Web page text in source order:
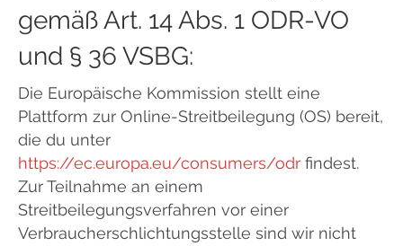
gemäß Art. 14 Abs. 1 ODR-VO
und § 36 VSBG:
Die Europäische Kommission stellt eine
Plattform zur Online-Streitbeilegung (OS) bereit,
die du unter
https://ec.europa.eu/consumers/odr findest.
Zur Teilnahme an einem
Streitbeilegungsverfahren vor einer
Verbraucherschlichtungsstelle sind wir nicht